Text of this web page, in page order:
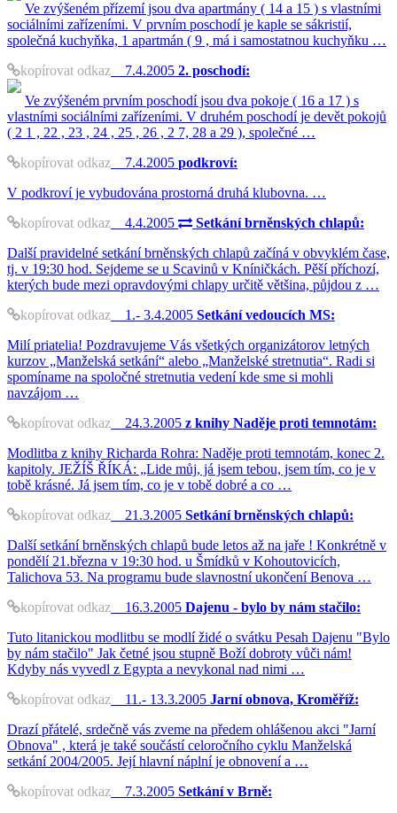
Ve zvýšeném přízemí jsou dva apartmány ( 14 a 15 ) s vlastními
sociálními zařízeními. V prvním poschodí je kaple se sákristií,
společná kuchyňka, 1 apartmán ( 9 , má i samostatnou kuchyňku …
kopírovat odkaz 7.4.2005 2. poschodí:
Ve zvýšeném prvním poschodí jsou dva pokoje ( 16 a 17 ) s
vlastními sociálními zařízeními. V druhém poschodí je devět pokojů
( 2 1 , 22 , 23 , 24 , 25 , 26 , 2 7, 28 a 29 ), společné …
kopírovat odkaz 7.4.2005 podkroví:
V podkroví je vybudována prostorná druhá klubovna. …
kopírovat odkaz 4.4.2005
Setkání brněnských chlapů:
Další pravidelné setkání brněnských chlapů začíná v obvyklém čase,
tj. v 19:30 hod. Sejdeme se u Scavinů v Kníničkách. Pěší příchozí,
kterých bude mezi opravdovými chlapy určitě většina, půjdou z …
kopírovat odkaz 1.- 3.4.2005 Setkání vedoucích MS:
Milí priatelia! Pozdravujeme Vás všetkých organizátorov letných
kurzov „Manželská setkání“ alebo „Manželské stretnutia“. Radi si
spomíname na spoločné stretnutia vedení kde sme si mohli
navzájom …
kopírovat odkaz 24.3.2005 z knihy Naděje proti temnotám:
Modlitba z knihy Richarda Rohra: Naděje proti temnotám, konec 2.
kapitoly. JEŽÍŠ ŘÍKÁ: „Lide můj, já jsem tebou, jsem tím, co je v
tobě krásné. Já jsem tím, co je v tobě dobré a co …
kopírovat odkaz 21.3.2005 Setkání brněnských chlapů:
Další setkání brněnských chlapů bude letos až na jaře ! Konkrétně v
pondělí 21.března v 19:30 hod. u Šmídků v Kohoutovicích,
Talichova 53. Na programu bude slavnostní ukončení Benova …
kopírovat odkaz 16.3.2005 Dajenu - bylo by nám stačilo:
Tuto litanickou modlitbu se modlí židé o svátku Pesah Dajenu "Bylo
by nám stačilo" Jak četné jsou stupně Boží dobroty vůči nám!
Kdyby nás vyvedl z Egypta a nevykonal nad nimi …
kopírovat odkaz 11.- 13.3.2005 Jarní obnova, Kroměříž:
Drazí přátelé, srdečně vás zveme na předem ohlášenou akci "Jarní
Obnova" , která je také součástí celoročního cyklu Manželská
setkání 2004/2005. Její hlavní náplní je obnovení a …
kopírovat odkaz 7.3.2005 Setkání v Brně: